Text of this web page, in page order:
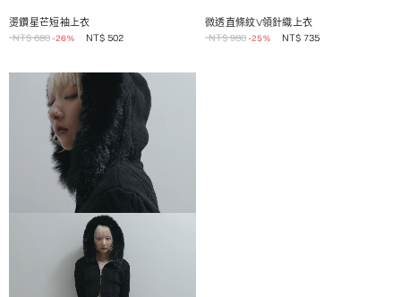
燙鑽星芒短袖上衣
NT$ 680-26% NT$ 502
微透直條紋V領針織上衣
NT$ 980-25% NT$ 735